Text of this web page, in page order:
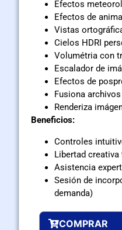
Efectos
Efectos de
Vistas
Cielos HDRI
Volumétria con
Escalador de
Efectos de
Fusiona
Renderiza
Beneficios:
Controles
Libertad creativa
Asistencia
Sesión de
demanda)
COMPRAR